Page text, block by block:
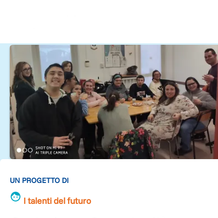
UN PROGETTO DI
I talenti del futuro